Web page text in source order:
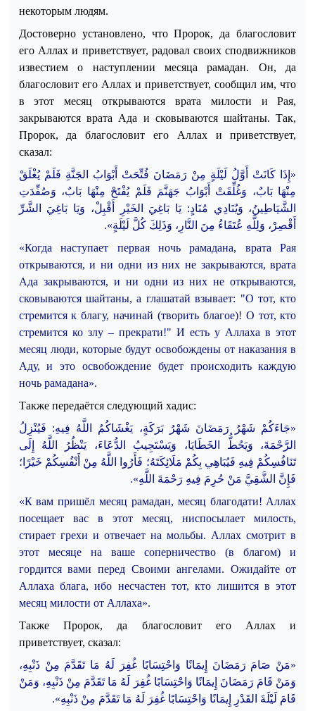
некоторым людям.
Достоверно установлено, что Пророк, да благословит
его Аллах и приветствует, радовал своих сподвижников
известием о наступлении месяца рамадан. Он, да
благословит его Аллах и приветствует, сообщил им, что
в этот месяц открываются врата милости и Рая,
закрываются врата Ада и сковываются шайтаны.Так,
Пророк, да благословит его Аллах и приветствует,
сказал:
«إِذَا كَانَتْ أَوَّلُ لَيْلَةٍ مِنْ رَمَضَانَ فُتِحَتْ أَبْوَابُ الجَنَّةِ فَلَمْ يُغْلَقْ
مِنْهَا بَابٌ، وَغُلِّقَتْ أَبْوَابُ جَهَنَّمَ فَلَمْ يُفْتَحْ مِنْهَا بَابٌ، وَصُفِّدَتِ
الشَّيَاطِينُ، وَيُنَادِي مُنَادٍ: يَا بَاغِيَ الخَيْرِ أَقْبِلْ، وَيَا بَاغِيَ الشَّرِّ
أَقْصِرْ ، وَلِلَّهِ عُتَقَاءُ مِنَ النَّارِ، وَذَلِكَ كُلَّ لَيْلَةٍ».
«Когда наступает первая ночь рамадана, врата Рая
открываются, и ни одни из них не закрываются, врата
Ада закрываются, и ни одни из них не открываются,
сковываются шайтаны, а глашатай взывает: "О тот, кто
стремится к благу, начинай (творить благое)! О тот, кто
стремится ко злу – прекрати!" Иесть у Аллаха в этот
месяц люди, которые будут освобождены от наказания в
Аду, и это освобождение будет происходить каждую
ночь рамадана».
Также передаётся следующий хадис:
«جَاءَكُمْ شَهْرُ رَمَضَانَ شَهْرُ بَرَكَةٍ، يَغْشَاكُمُ اللَّهُ فِيهِ: فَينْزِلُ
الرَّحْمَةَ، وَيَحُطُّ الخَطَايَا، وَيَسْتَجِيبُ الدُّعَاءَ، يَنْظُرُ اللَّهُ إِلَى
تَنَافُسِكُمْ فِيهِ فَيُبَاهِي بِكُمْ مَلَائِكَتَهُ؛ فَأَرُوا اللَّهُ مِنْ أَنْفُسِكُمْ خَيْرًا؛
فَإِنَّ الشَّقِيَّ مَنْ حُرِمَ فِيهِ رَحْمَةَ اللَّهِ».
«К вам пришёл месяц рамадан, месяц благодати! Аллах
посещает вас в этот месяц, ниспосылает милость,
стирает грехи и отвечает на мольбы. Аллах смотрит в
этот месяце на ваше соперничество (в благом) и
гордится вами перед Своими ангелами. Ожидайте от
Аллаха блага, ибо несчастен тот, кто лишится в этот
месяц милости от Аллаха».
Также Пророк, да благословит его Аллах и
приветствует, сказал:
«مَنْ صَامَ رَمَضَانَ إِيمَانًا وَاحْتِسَابًا غُفِرَ لَهُ مَا تَقَدَّمَ مِنْ ذَنْبِهِ،
وَمَنْ قَامَ رَمَضَانَ إِيمَانًا وَاحْتِسَابًا غُفِرَ لَهُ مَا تَقَدَّمَ مِنْ ذَنْبِهِ، وَمَنْ
قَامَ لَيْلَةَ القَدْرِ
إِيمَانًا وَاحْتِسَابًا غُفِرَ لَهُ مَا تَقَدَّمَ مِنْ ذَنْبِهِ».